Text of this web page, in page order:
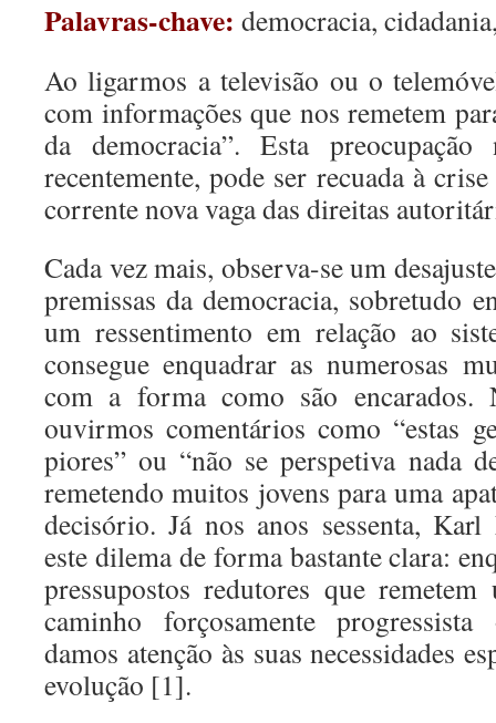
Palavras-chave: democracia,
Ao ligarmos a televisão ou o
com informações que nos remetem
da democracia”. Esta
recentemente, pode ser recuada à
corrente nova vaga das direitas
Cada vez mais, observa-se um
premissas da democracia, sobretudo
um ressentimento em relação ao
consegue enquadrar as numerosas
com a forma como são
ouvirmos comentários como “estas
piores” ou “não se perspetiva nada
remetendo muitos jovens para uma
decisório. Já nos anos sessenta, Karl
este dilema de forma bastante clara:
pressupostos redutores que
caminho forçosamente
damos atenção às suas necessidades
evolução [1].